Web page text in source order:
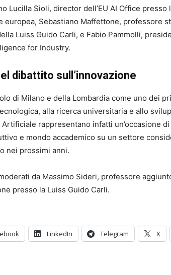
Lucilla Sioli, director dell’EU AI Office presso
europea, Sebastiano Maffettone, professore
Luiss Guido Carli, e Fabio Pammolli,
for Industry.
dibattito sull’innovazione
di Milano e della Lombardia come uno dei
alla ricerca universitaria e allo
Artificiale rappresentano infatti un’occasione
e mondo accademico su un settore
nei prossimi anni.
da Massimo Sideri, professore
presso la Luiss Guido Carli.
LinkedIn Telegram X